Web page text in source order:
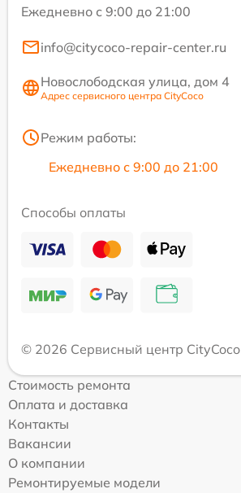
Ежедневно с 9:00 до 21:00
info@citycoco-repair-center.ru
Новослободская улица, дом 4
Адрес сервисного центра CityCoco
Режим работы:
Ежедневно с 9:00 до 21:00
Способы оплаты
© 2026 Сервисный центр CityCoco
Стоимость ремонта
Оплата и доставка
Контакты
Вакансии
О компании
Ремонтируемые модели